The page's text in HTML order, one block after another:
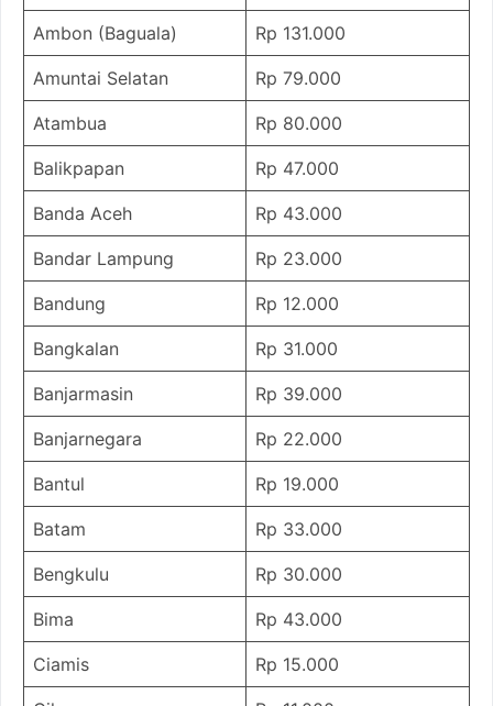
Ambon (Baguala) Rp 131.000
Amuntai Selatan Rp 79.000
Atambua Rp 80.000
Balikpapan Rp 47.000
Banda Aceh Rp 43.000
Bandar Lampung Rp 23.000
Bandung Rp 12.000
Bangkalan Rp 31.000
Banjarmasin Rp 39.000
Banjarnegara Rp 22.000
Bantul Rp 19.000
Batam Rp 33.000
Bengkulu Rp 30.000
Bima Rp 43.000
Ciamis Rp 15.000